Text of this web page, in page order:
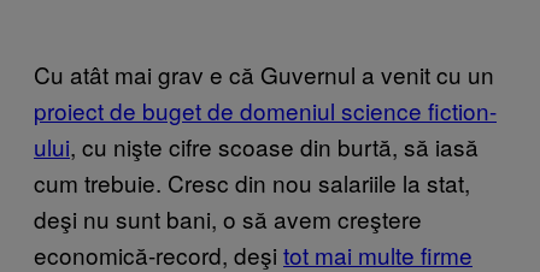
Cu atât mai grav e că Guvernul a venit cu un
proiect de buget de domeniul science fiction-
ului, cu nişte cifre scoase din burtă, să iasă
cum trebuie. Cresc din nou salariile la stat,
deşi nu sunt bani, o să avem creştere
economică-record, deşi tot mai multe firme